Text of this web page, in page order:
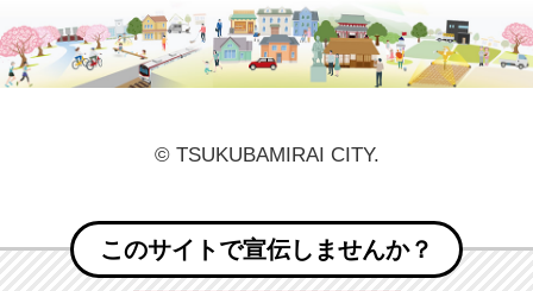
© TSUKUBAMIRAI CITY.
このサイトで宣伝しませんか？